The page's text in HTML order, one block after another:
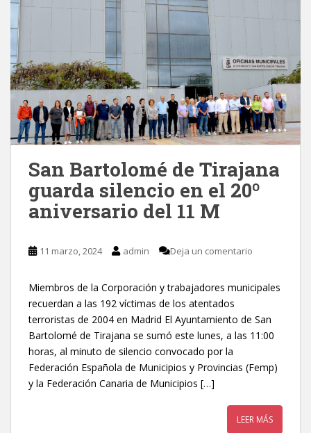
San Bartolomé de Tirajana
guarda silencio en el 20º
aniversario del 11 M
11 marzo, 2024 admin Deja un comentario
Miembros de la Corporación y trabajadores municipales
recuerdan a las 192 víctimas de los atentados
terroristas de 2004 en Madrid El Ayuntamiento de San
Bartolomé de Tirajana se sumó este lunes, a las 11:00
horas, al minuto de silencio convocado por la
Federación Española de Municipios y Provincias (Femp)
y la Federación Canaria de Municipios […]
LEER MÁS